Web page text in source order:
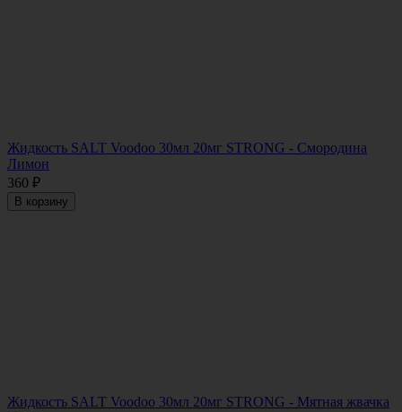
Жидкость SALT Voodoo 30мл 20мг STRONG - Смородина
Лимон
360 ₽
В корзину
Жидкость SALT Voodoo 30мл 20мг STRONG - Мятная жвачка